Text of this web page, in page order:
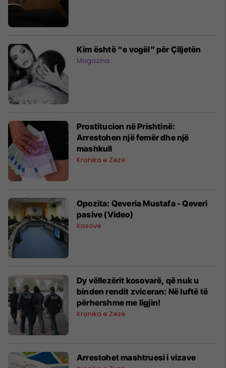
Kim është “e vogël” për Çiljetën
Magazina
Prostitucion në Prishtinë:
Arrestohen një femër dhe një
mashkull
Kronika e Zezë
Opozita: Qeveria Mustafa - Qeveri
pasive (Video)
Kosovë
Dy vëllezërit kosovarë, që nuk u
binden rendit zviceran: Në luftë të
përhershme me ligjin!
Kronika e Zezë
Arrestohet mashtruesi i vizave